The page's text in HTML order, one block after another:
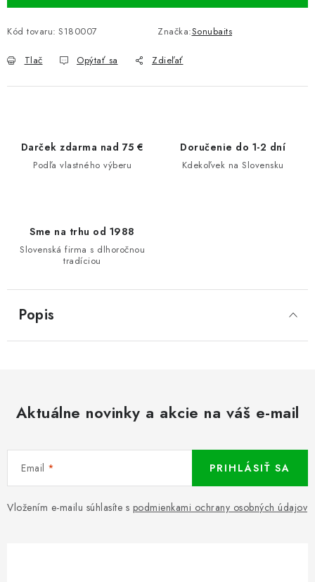
Kód tovaru: S180007 Značka:Sonubaits
Tlač Opýtať sa Zdieľať
Darček zdarma nad 75 €
Podľa vlastného výberu
Doručenie do 1-2 dní
Kdekoľvek na Slovensku
Sme na trhu od 1988
Slovenská firma s dlhoročnou
tradíciou
Popis
Aktuálne novinky a akcie na váš e-mail
Email
Vložením e-mailu súhlasíte s podmienkami ochrany osobných údajov
PRIHLÁSIŤ SA